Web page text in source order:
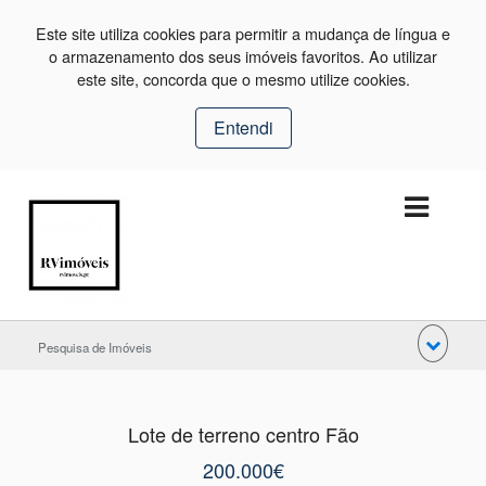
Este site utiliza cookies para permitir a mudança de língua e
o armazenamento dos seus imóveis favoritos. Ao utilizar
este site, concorda que o mesmo utilize cookies.
Entendi
Pesquisa de Imóveis
Lote de terreno centro Fão
200.000€